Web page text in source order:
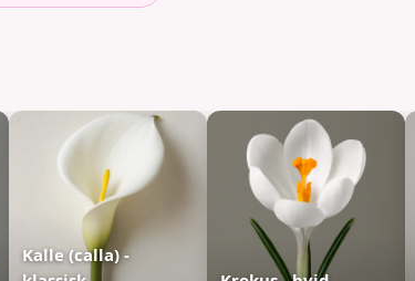
Kalle (calla) -